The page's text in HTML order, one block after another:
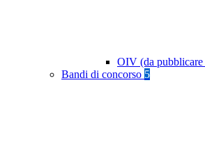
OIV (da pubblicare
Bandi di concorso 5